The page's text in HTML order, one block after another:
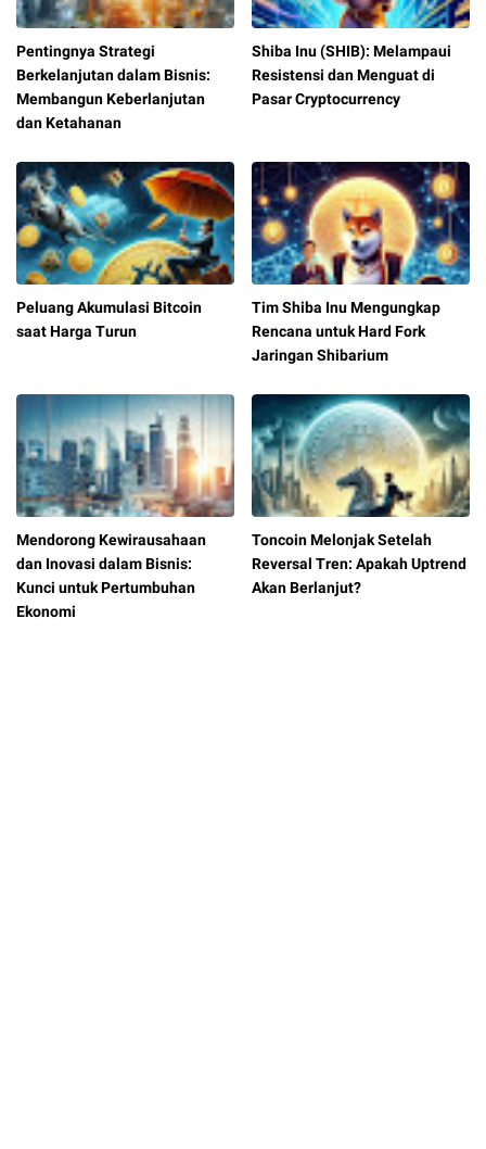
Pentingnya Strategi
Berkelanjutan dalam Bisnis:
Membangun Keberlanjutan
dan Ketahanan
Shiba Inu (SHIB): Melampaui
Resistensi dan Menguat di
Pasar Cryptocurrency
Peluang Akumulasi Bitcoin
saat Harga Turun
Tim Shiba Inu Mengungkap
Rencana untuk Hard Fork
Jaringan Shibarium
Mendorong Kewirausahaan
dan Inovasi dalam Bisnis:
Kunci untuk Pertumbuhan
Ekonomi
Toncoin Melonjak Setelah
Reversal Tren: Apakah Uptrend
Akan Berlanjut?